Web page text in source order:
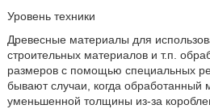
Уровень техники
Древесные материалы для
строительных материалов и т.п.
размеров с помощью специальных
бывают случаи, когда обработанный
уменьшенной толщины из-за